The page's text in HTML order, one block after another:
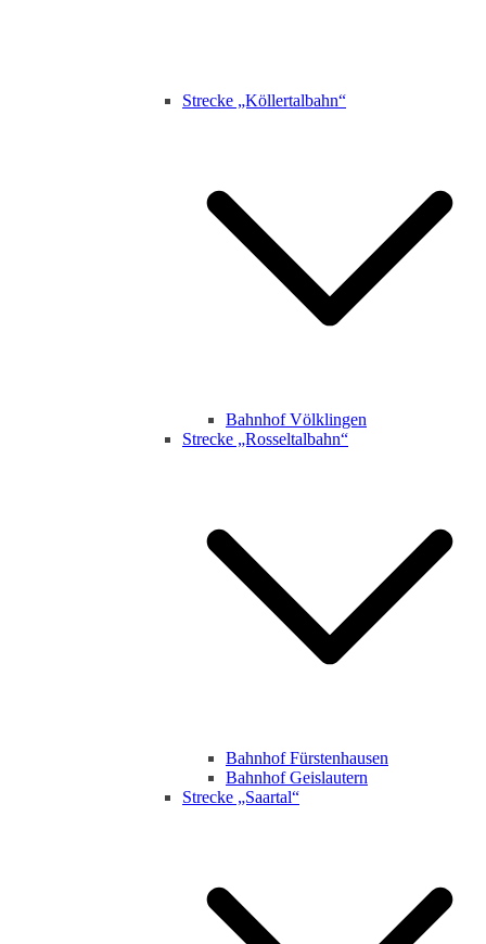
Strecke „Köllertalbahn“
Bahnhof Völklingen
Strecke „Rosseltalbahn“
Bahnhof Fürstenhausen
Bahnhof Geislautern
Strecke „Saartal“